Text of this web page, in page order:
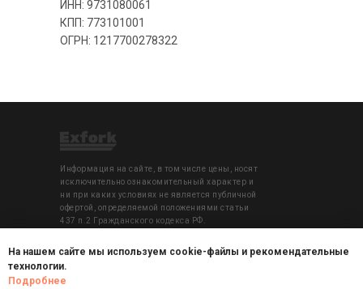
ИНН: 9731080061
КПП: 773101001
ОГРН: 1217700278322
Информация на сайте, в том числе цены, носят
исключительно ознакомительный характер и
ни при каких условиях не является публичной
офертой, определяемой положениями статьи
437 п.2 Гражданского кодекса РФ.
© 2021-2026. Все права защищены ООО
"Эксфорк"
Копирование текстового и графического
На нашем сайте мы используем cookie-файлы и рекомендательные
технологии.
Подробнее